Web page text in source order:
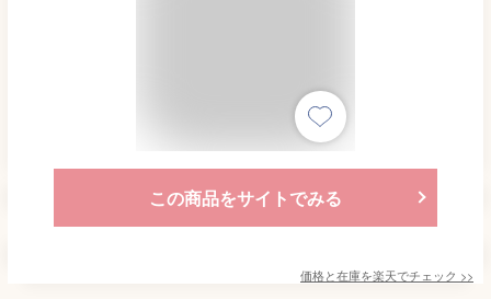
この商品をサイトでみる
価格と在庫を楽天でチェック >>